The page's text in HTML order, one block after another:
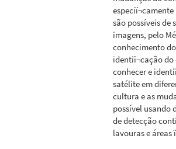
são possíveis de
imagens, pelo
conhecimento
identiï¬cação do
conhecer e
satélite em
cultura e as
possível usando
de detecção
lavouras e áreas